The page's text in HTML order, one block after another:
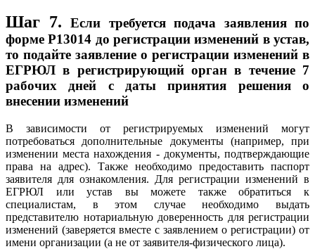
Шаг 7.
Если требуется подача заявления по
форме P13014 до регистрации изменений в устав,
то подайте заявление о регистрации изменений в
ЕГРЮЛ в регистрирующий орган в течение 7
рабочих дней с даты принятия решения о
внесении изменений
В зависимости от регистрируемых изменений могут
потребоваться дополнительные документы (например, при
изменении места нахождения - документы, подтверждающие
права на адрес). Также необходимо предоставить паспорт
заявителя для ознакомления. Для регистрации изменений в
ЕГРЮЛ или устав вы можете также обратиться к
специалистам, в этом случае необходимо выдать
представителю нотариальную доверенность для регистрации
изменений (заверяется вместе с заявлением о регистрации) от
имени организации (а не от заявителя-физического лица).